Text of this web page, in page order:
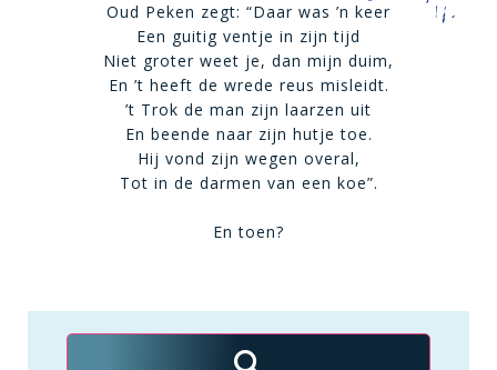
Oud Peken zegt: “Daar was ’n keer
Een guitig ventje in zijn tijd
Niet groter weet je, dan mijn duim,
En ’t heeft de wrede reus misleidt.
’t Trok de man zijn laarzen uit
En beende naar zijn hutje toe.
Hij vond zijn wegen overal,
Tot in de darmen van een koe”.
En toen?